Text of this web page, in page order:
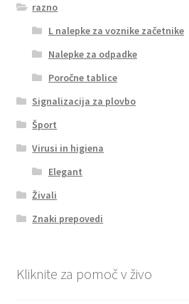
razno
L nalepke za voznike začetnike
Nalepke za odpadke
Poročne tablice
Signalizacija za plovbo
Šport
Virusi in higiena
Elegant
Živali
Znaki prepovedi
Kliknite za pomoč v živo